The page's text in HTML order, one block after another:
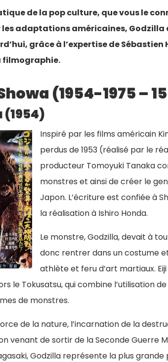
de la pop culture, que vous le
adaptations américaines, Godzilla
grâce à l’expertise de
filmographie.
(1954-1975 –
(1954)
Inspiré par les films américain
perdus de 1953 (réalisé par le
producteur Tomoyuki Tanaka
monstres et ainsi de créer le
Japon. L’écriture est confiée à
la réalisation à Ishiro Honda.
Le monstre, Godzilla, devait à
donc rentrer dans un costume
athlète et feru d’art martiaux.
le Tokusatsu, qui combine l’utilisation
de monstres.
de la nature, l’incarnation de la
venant de sortir de la Seconde Guerre
Godzilla représente la plus grande